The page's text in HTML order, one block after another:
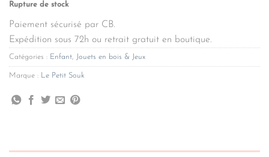
Rupture de stock
Paiement sécurisé par CB.
Expédition sous 72h ou retrait gratuit en boutique.
Catégories : Enfant, Jouets en bois & Jeux
Marque : Le Petit Souk